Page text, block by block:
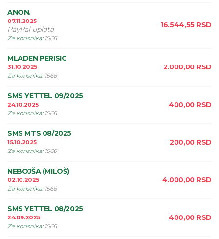
ANON.
07.11.2025
PayPal uplata
Za korisnika: 1566
16.544,55 RSD
MLADEN PERISIC
31.10.2025
Za korisnika: 1566
2.000,00 RSD
SMS YETTEL 09/2025
24.10.2025
Za korisnika: 1566
400,00 RSD
SMS MTS 08/2025
15.10.2025
Za korisnika: 1566
200,00 RSD
NEBOJŠA (MILOŠ)
02.10.2025
Za korisnika: 1566
4.000,00 RSD
SMS YETTEL 08/2025
24.09.2025
Za korisnika: 1566
400,00 RSD